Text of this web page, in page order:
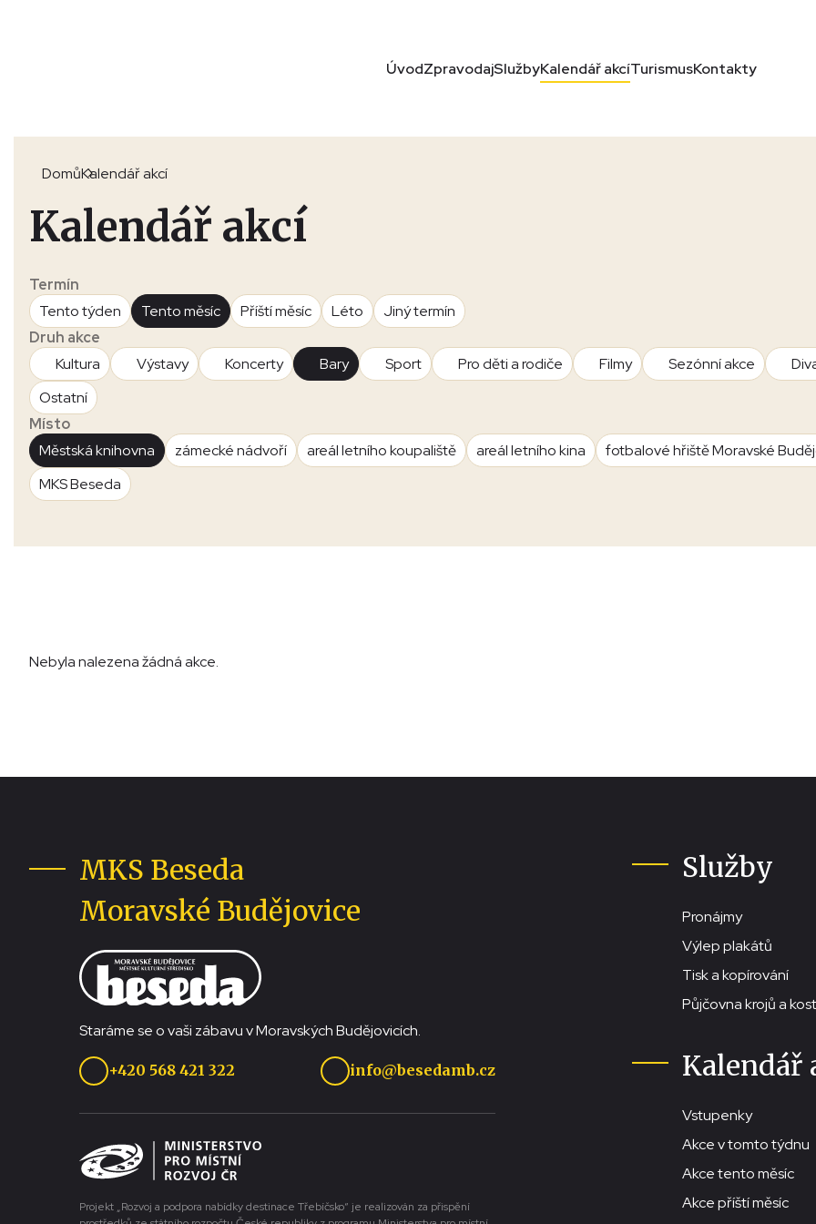
ÚvodZpravodajSlužbyKalendář akcíTurismusKontakty
DomůKalendář akcí
Kalendář akcí
Termín
Tento týden
Tento měsíc Příští měsíc Léto
Jiný termín
Druh akce
Kultura
Výstavy Koncerty Bary Sport Pro děti a rodiče Filmy Sezónní akce
Ostatní
Místo
Městská knihovna
zámecké nádvoří areál letního koupaliště areál letního kina
fotbalové hřiště Moravské
MKS Beseda
Nebyla nalezena žádná akce.
MKS Beseda
Moravské Budějovice
Staráme se o vaši zábavu v Moravských Budějovicích.
+420 568 421 322 info@besedamb.cz
Projekt „Rozvoj a podpora nabídky destinace Třebíčsko“ je realizován za přispění
Služby
Pronájmy
Výlep plakátů
Tisk a kopírování
Půjčovna krojů a
Kalendář
Vstupenky
Akce v tomto týdnu
Akce tento měsíc
Akce příští měsíc